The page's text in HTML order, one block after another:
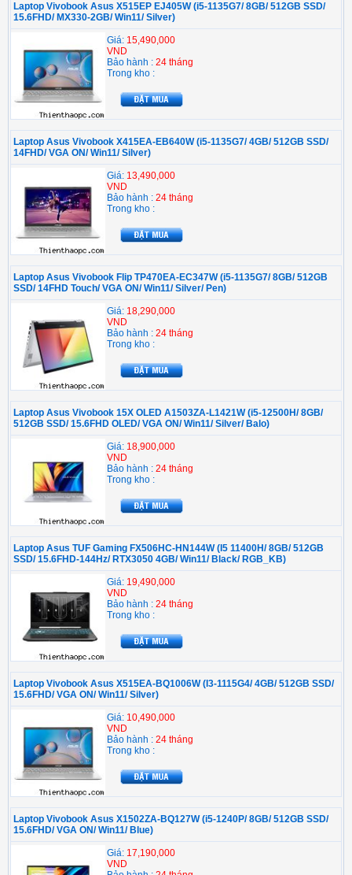
Laptop Vivobook Asus X515EP EJ405W (i5-1135G7/ 8GB/ 512GB SSD/
15.6FHD/ MX330-2GB/ Win11/ Silver)
Giá: 15,490,000
VND
Bảo hành : 24 tháng
Trong kho :
Laptop Asus Vivobook X415EA-EB640W (i5-1135G7/ 4GB/ 512GB SSD/
14FHD/ VGA ON/ Win11/ Silver)
Giá: 13,490,000
VND
Bảo hành : 24 tháng
Trong kho :
Laptop Asus Vivobook Flip TP470EA-EC347W (i5-1135G7/ 8GB/ 512GB
SSD/ 14FHD Touch/ VGA ON/ Win11/ Silver/ Pen)
Giá: 18,290,000
VND
Bảo hành : 24 tháng
Trong kho :
Laptop Asus Vivobook 15X OLED A1503ZA-L1421W (i5-12500H/ 8GB/
512GB SSD/ 15.6FHD OLED/ VGA ON/ Win11/ Silver/ Balo)
Giá: 18,900,000
VND
Bảo hành : 24 tháng
Trong kho :
Laptop Asus TUF Gaming FX506HC-HN144W (I5 11400H/ 8GB/ 512GB
SSD/ 15.6FHD-144Hz/ RTX3050 4GB/ Win11/ Black/ RGB_KB)
Giá: 19,490,000
VND
Bảo hành : 24 tháng
Trong kho :
Laptop Vivobook Asus X515EA-BQ1006W (I3-1115G4/ 4GB/ 512GB SSD/
15.6FHD/ VGA ON/ Win11/ Silver)
Giá: 10,490,000
VND
Bảo hành : 24 tháng
Trong kho :
Laptop Vivobook Asus X1502ZA-BQ127W (i5-1240P/ 8GB/ 512GB SSD/
15.6FHD/ VGA ON/ Win11/ Blue)
Giá: 17,190,000
VND